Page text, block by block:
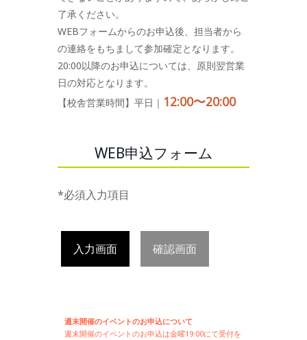
了承ください。
WEBフォームからのお申込後、担当者から
の連絡をもちまして参加確定となります。
20:00以降のお申込については、原則翌営業
日の対応となります。
【校舎営業時間】平日｜ 12:00〜20:00
WEB申込フォーム
*必須入力項目
入力画面 確認画面
週末開催のイベントのお申込について
週末開催のイベントのお申込は金曜19:00にて受付を